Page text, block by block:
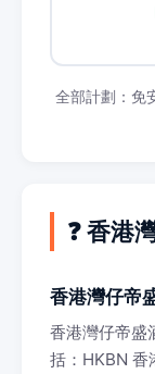
全部計劃：免
❓ 香港
香港灣仔帝
香港灣仔帝盛
括：HKBN 香